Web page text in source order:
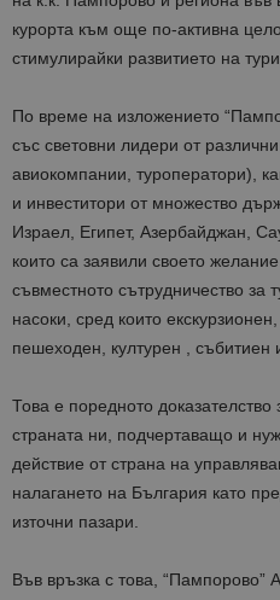
курорта към още по-активна
стимулирайки развитието на
По време на изложението
със световни лидери от
авиокомпании, туроператори),
и инвеститори от множество
Израел, Египет, Азербайджан,
които са заявили своето
съвместното сътрудничество за
насоки, сред които
пешеходен, културен , събитиен
Това е поредното
страната ни, подчертаващо и
действие от страна на
налагането на България като
източни пазари.
Във връзка с това, “Пампорово”